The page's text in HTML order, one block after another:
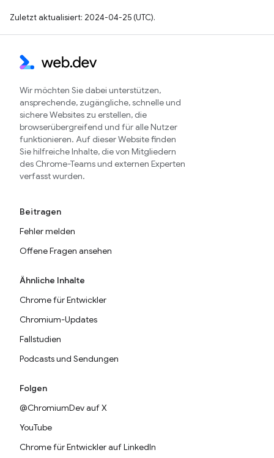
Zuletzt aktualisiert: 2024-04-25 (UTC).
Wir möchten Sie dabei unterstützen,
ansprechende, zugängliche, schnelle und
sichere Websites zu erstellen, die
browserübergreifend und für alle Nutzer
funktionieren. Auf dieser Website finden
Sie hilfreiche Inhalte, die von Mitgliedern
des Chrome-Teams und externen Experten
verfasst wurden.
Beitragen
Fehler melden
Offene Fragen ansehen
Ähnliche Inhalte
Chrome für Entwickler
Chromium-Updates
Fallstudien
Podcasts und Sendungen
Folgen
@ChromiumDev auf X
YouTube
Chrome für Entwickler auf LinkedIn